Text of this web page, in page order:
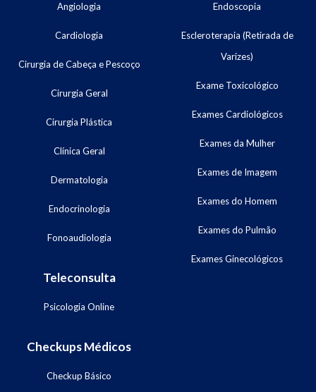
Angiologia
Cardiologia
Cirurgia de Cabeça e Pescoço
Cirurgia Geral
Cirurgia Plástica
Clínica Geral
Dermatologia
Endocrinologia
Fonoaudiologia
Teleconsulta
Psicologia Online
Endoscopia
Escleroterapia (Retirada de
Varizes)
Exame Toxicológico
Exames Cardiológicos
Exames da Mulher
Exames de Imagem
Exames do Homem
Exames do Pulmão
Exames Ginecológicos
Checkups Médicos
Checkup Básico